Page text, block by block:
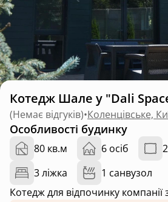
Котедж Шале у "Dali
(Немає відгуків)•Коленцівське,
Особливості будинку
80 кв.м 6 осіб
3 ліжка
1 санвузол
Котедж для відпочинку компанії